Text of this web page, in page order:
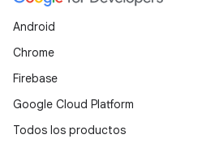
Android
Chrome
Firebase
Google Cloud Platform
Todos los productos